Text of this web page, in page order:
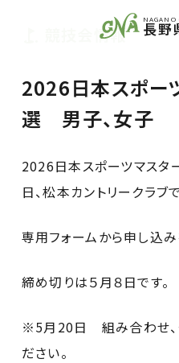
NAGANO
長野
競技会情報
2026日本スポー
選 男子、女子
2026日本スポーツマスタ
日、松本カントリークラブ
専用フォームから申し込み
締め切りは５月８日です。
※5月20日 組み合わせ、
ださい。